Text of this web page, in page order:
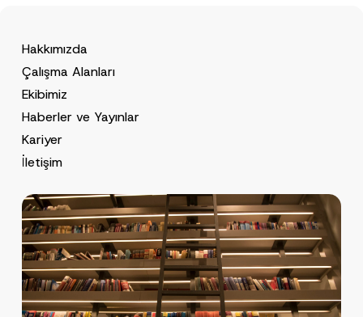
Hakkımızda
Çalışma Alanları
Ekibimiz
Haberler ve Yayınlar
Kariyer
İletişim